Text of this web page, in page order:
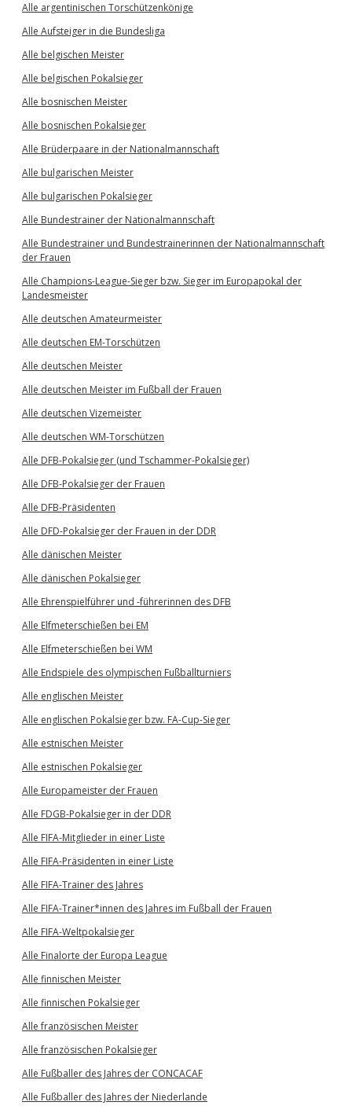
Alle argentinischen Torschützenkönige
Alle Aufsteiger in die Bundesliga
Alle belgischen Meister
Alle belgischen Pokalsieger
Alle bosnischen Meister
Alle bosnischen Pokalsieger
Alle Brüderpaare in der Nationalmannschaft
Alle bulgarischen Meister
Alle bulgarischen Pokalsieger
Alle Bundestrainer der Nationalmannschaft
Alle Bundestrainer und Bundestrainerinnen der Nationalmannschaft
der Frauen
Alle Champions-League-Sieger bzw. Sieger im Europapokal der
Landesmeister
Alle deutschen Amateurmeister
Alle deutschen EM-Torschützen
Alle deutschen Meister
Alle deutschen Meister im Fußball der Frauen
Alle deutschen Vizemeister
Alle deutschen WM-Torschützen
Alle DFB-Pokalsieger (und Tschammer-Pokalsieger)
Alle DFB-Pokalsieger der Frauen
Alle DFB-Präsidenten
Alle DFD-Pokalsieger der Frauen in der DDR
Alle dänischen Meister
Alle dänischen Pokalsieger
Alle Ehrenspielführer und -führerinnen des DFB
Alle Elfmeterschießen bei EM
Alle Elfmeterschießen bei WM
Alle Endspiele des olympischen Fußballturniers
Alle englischen Meister
Alle englischen Pokalsieger bzw. FA-Cup-Sieger
Alle estnischen Meister
Alle estnischen Pokalsieger
Alle Europameister der Frauen
Alle FDGB-Pokalsieger in der DDR
Alle FIFA-Mitglieder in einer Liste
Alle FIFA-Präsidenten in einer Liste
Alle FIFA-Trainer des Jahres
Alle FIFA-Trainer*innen des Jahres im Fußball der Frauen
Alle FIFA-Weltpokalsieger
Alle Finalorte der Europa League
Alle finnischen Meister
Alle finnischen Pokalsieger
Alle französischen Meister
Alle französischen Pokalsieger
Alle Fußballer des Jahres der CONCACAF
Alle Fußballer des Jahres der Niederlande